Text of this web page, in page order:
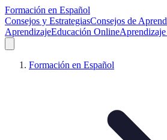
Formación en Español
Consejos y EstrategiasConsejos de
AprendizajeEducación Online
Formación en Español